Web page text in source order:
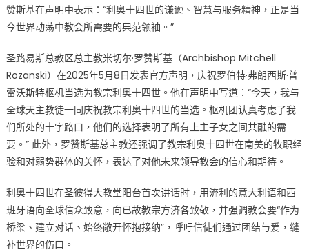
赞斯基在声明中表示：“利奥十四世的谦逊、智慧与服务精神，正是当
今世界动荡中教会所需要的典范领袖。”
圣路易斯总教区总主教米切尔·罗赞斯基（Archbishop Mitchell
Rozanski）在2025年5月8日发表官方声明，庆祝罗伯特·弗朗西斯·普
雷沃斯特枢机当选为教宗利奥十四世。他在声明中写道：“今天，我与
全球天主教徒一同庆祝教宗利奥十四世的当选。枢机团认真考虑了我
们所处的十字路口，他们的选择表明了所有上主子女之间共融的需
要。” 此外，罗赞斯基总主教还强调了教宗利奥十四世在南美的牧职经
验和对弱势群体的关怀，表达了对他未来领导教会的信心和期待。
利奥十四世在圣彼得大教堂阳台首次讲话时，用流利的意大利语和西
班牙语向全球信众致意，向已故教宗方济各致敬，并强调教会要“作为
桥梁、建立对话、始终敞开怀抱接纳”，呼吁信徒们通过团结与爱，缝
补世界的伤口。